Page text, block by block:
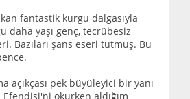
fantastik kurgu dalgasıyla
daha yaşı genç, tecrübesiz
Bazıları şans eseri tutmuş. Bu
açıkçası pek büyüleyici bir yanı
okurken aldığım